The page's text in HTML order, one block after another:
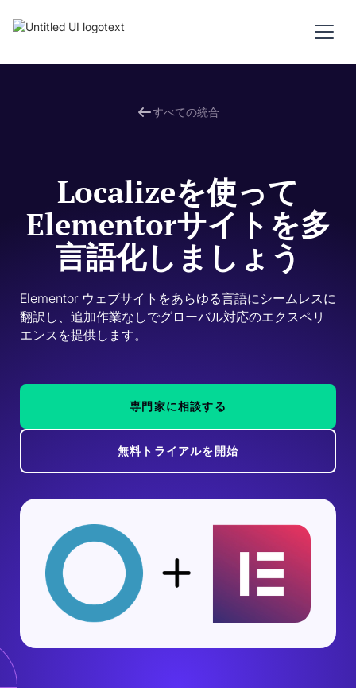
すべての統合
Localizeを使って
Elementorサイトを多
言語化しましょう
Elementor ウェブサイトをあらゆる言語にシームレスに
翻訳し、追加作業なしでグローバル対応のエクスペリ
エンスを提供します。
専門家に相談する
無料トライアルを開始